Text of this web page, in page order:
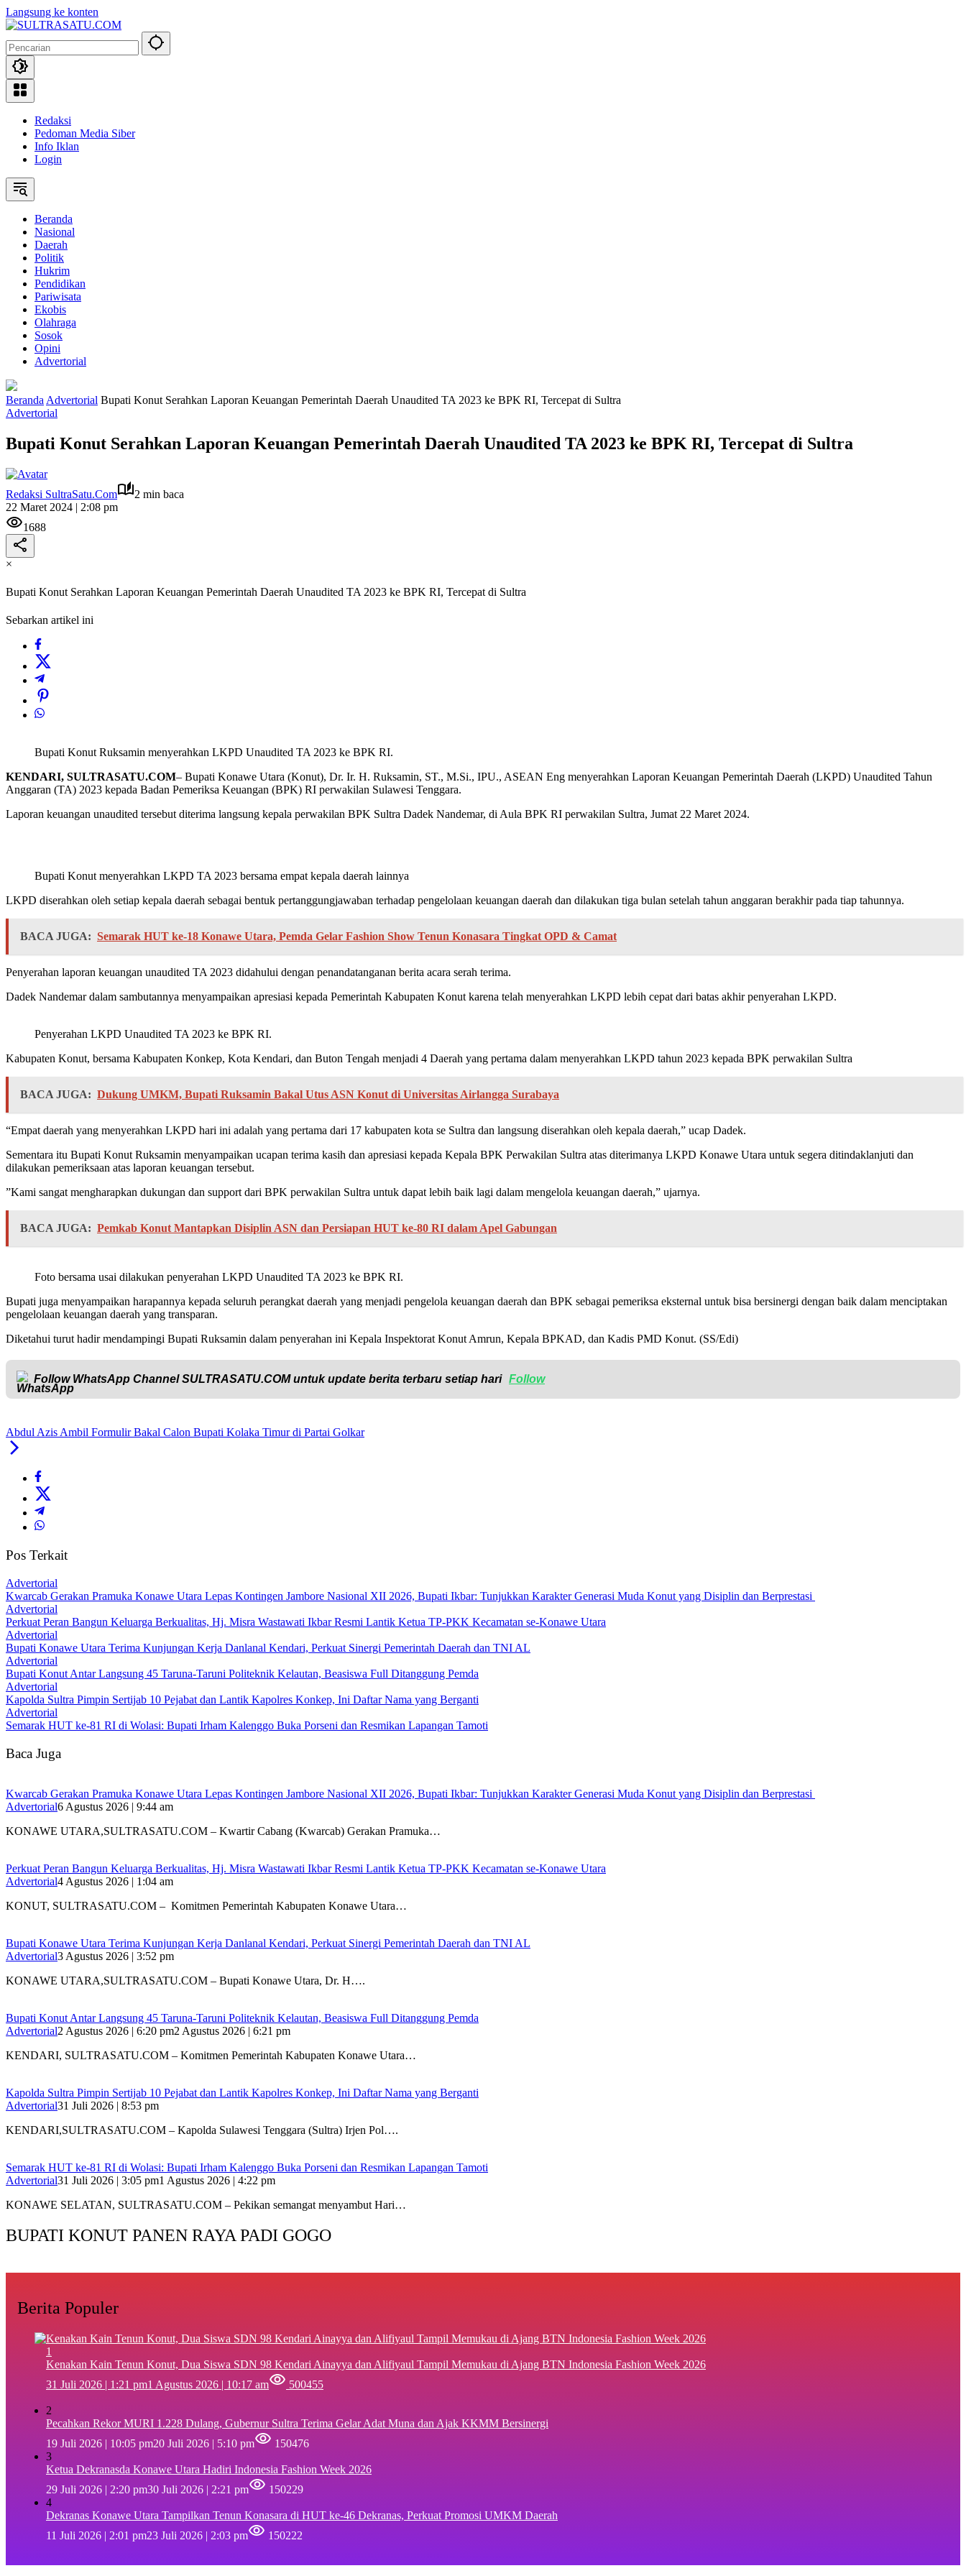
Langsung ke konten
Redaksi
Pedoman Media Siber
Info Iklan
Login
Beranda
Nasional
Daerah
Politik
Hukrim
Pendidikan
Pariwisata
Ekobis
Olahraga
Sosok
Opini
Advertorial
Beranda Advertorial Bupati Konut Serahkan Laporan Keuangan Pemerintah Daerah Unaudited TA 2023 ke BPK RI, Tercepat di Sultra
Advertorial
Bupati Konut Serahkan Laporan Keuangan Pemerintah Daerah Unaudited TA 2023 ke BPK RI, Tercepat di Sultra
Redaksi SultraSatu.Com
2 min baca
22 Maret 2024 | 2:08 pm
1688
×
Bupati Konut Serahkan Laporan Keuangan Pemerintah Daerah Unaudited TA 2023 ke BPK RI, Tercepat di Sultra
Sebarkan artikel ini
Bupati Konut Ruksamin menyerahkan LKPD Unaudited TA 2023 ke BPK RI.
KENDARI, SULTRASATU.COM– Bupati Konawe Utara (Konut), Dr. Ir. H. Ruksamin, ST., M.Si., IPU., ASEAN Eng menyerahkan Laporan Keuangan Pemerintah Daerah (LKPD) Unaudited Tahun
Anggaran (TA) 2023 kepada Badan Pemeriksa Keuangan (BPK) RI perwakilan Sulawesi Tenggara.
Laporan keuangan unaudited tersebut diterima langsung kepala perwakilan BPK Sultra Dadek Nandemar, di Aula BPK RI perwakilan Sultra, Jumat 22 Maret 2024.
Bupati Konut menyerahkan LKPD TA 2023 bersama empat kepala daerah lainnya
LKPD diserahkan oleh setiap kepala daerah sebagai bentuk pertanggungjawaban terhadap pengelolaan keuangan daerah dan dilakukan tiga bulan setelah tahun anggaran berakhir pada tiap tahunnya.
BACA JUGA: Semarak HUT ke-18 Konawe Utara, Pemda Gelar Fashion Show Tenun Konasara Tingkat OPD & Camat
Penyerahan laporan keuangan unaudited TA 2023 didahului dengan penandatanganan berita acara serah terima.
Dadek Nandemar dalam sambutannya menyampaikan apresiasi kepada Pemerintah Kabupaten Konut karena telah menyerahkan LKPD lebih cepat dari batas akhir penyerahan LKPD.
Penyerahan LKPD Unaudited TA 2023 ke BPK RI.
Kabupaten Konut, bersama Kabupaten Konkep, Kota Kendari, dan Buton Tengah menjadi 4 Daerah yang pertama dalam menyerahkan LKPD tahun 2023 kepada BPK perwakilan Sultra
BACA JUGA: Dukung UMKM, Bupati Ruksamin Bakal Utus ASN Konut di Universitas Airlangga Surabaya
“Empat daerah yang menyerahkan LKPD hari ini adalah yang pertama dari 17 kabupaten kota se Sultra dan langsung diserahkan oleh kepala daerah,” ucap Dadek.
Sementara itu Bupati Konut Ruksamin menyampaikan ucapan terima kasih dan apresiasi kepada Kepala BPK Perwakilan Sultra atas diterimanya LKPD Konawe Utara untuk segera ditindaklanjuti dan
dilakukan pemeriksaan atas laporan keuangan tersebut.
”Kami sangat mengharapkan dukungan dan support dari BPK perwakilan Sultra untuk dapat lebih baik lagi dalam mengelola keuangan daerah,” ujarnya.
BACA JUGA: Pemkab Konut Mantapkan Disiplin ASN dan Persiapan HUT ke-80 RI dalam Apel Gabungan
Foto bersama usai dilakukan penyerahan LKPD Unaudited TA 2023 ke BPK RI.
Bupati juga menyampaikan harapannya kepada seluruh perangkat daerah yang menjadi pengelola keuangan daerah dan BPK sebagai pemeriksa eksternal untuk bisa bersinergi dengan baik dalam menciptakan
pengelolaan keuangan daerah yang transparan.
Diketahui turut hadir mendampingi Bupati Ruksamin dalam penyerahan ini Kepala Inspektorat Konut Amrun, Kepala BPKAD, dan Kadis PMD Konut. (SS/Edi)
Follow WhatsApp ChannelSULTRASATU.COMuntuk update berita terbaru setiap hari Follow
Abdul Azis Ambil Formulir Bakal Calon Bupati Kolaka Timur di Partai Golkar
Pos Terkait
Advertorial
‎Kwarcab Gerakan Pramuka Konawe Utara Lepas Kontingen Jambore Nasional XII 2026, Bupati Ikbar: Tunjukkan Karakter Generasi Muda Konut yang Disiplin dan Berprestasi ‎
Advertorial
‎Perkuat Peran Bangun Keluarga Berkualitas, Hj. Misra Wastawati Ikbar Resmi Lantik Ketua TP-PKK Kecamatan se-Konawe Utara
Advertorial
Bupati Konawe Utara Terima Kunjungan Kerja Danlanal Kendari, Perkuat Sinergi Pemerintah Daerah dan TNI AL
Advertorial
Bupati Konut Antar Langsung 45 Taruna-Taruni Politeknik Kelautan, Beasiswa Full Ditanggung Pemda
Advertorial
‎Kapolda Sultra Pimpin Sertijab 10 Pejabat dan Lantik Kapolres Konkep, Ini Daftar Nama yang Berganti
Advertorial
Semarak HUT ke-81 RI di Wolasi: Bupati Irham Kalenggo Buka Porseni dan Resmikan Lapangan Tamoti
Baca Juga
‎Kwarcab Gerakan Pramuka Konawe Utara Lepas Kontingen Jambore Nasional XII 2026, Bupati Ikbar: Tunjukkan Karakter Generasi Muda Konut yang Disiplin dan Berprestasi ‎
Advertorial6 Agustus 2026 | 9:44 am
KONAWE UTARA,SULTRASATU.COM – Kwartir Cabang (Kwarcab) Gerakan Pramuka…
‎Perkuat Peran Bangun Keluarga Berkualitas, Hj. Misra Wastawati Ikbar Resmi Lantik Ketua TP-PKK Kecamatan se-Konawe Utara
Advertorial4 Agustus 2026 | 1:04 am
‎KONUT, SULTRASATU.COM – Komitmen Pemerintah Kabupaten Konawe Utara…
Bupati Konawe Utara Terima Kunjungan Kerja Danlanal Kendari, Perkuat Sinergi Pemerintah Daerah dan TNI AL
Advertorial3 Agustus 2026 | 3:52 pm
‎KONAWE UTARA,SULTRASATU.COM – Bupati Konawe Utara, Dr. H….
Bupati Konut Antar Langsung 45 Taruna-Taruni Politeknik Kelautan, Beasiswa Full Ditanggung Pemda
Advertorial2 Agustus 2026 | 6:20 pm2 Agustus 2026 | 6:21 pm
KENDARI, SULTRASATU.COM – Komitmen Pemerintah Kabupaten Konawe Utara…
‎Kapolda Sultra Pimpin Sertijab 10 Pejabat dan Lantik Kapolres Konkep, Ini Daftar Nama yang Berganti
Advertorial31 Juli 2026 | 8:53 pm
‎KENDARI,SULTRASATU.COM – Kapolda Sulawesi Tenggara (Sultra) Irjen Pol….
Semarak HUT ke-81 RI di Wolasi: Bupati Irham Kalenggo Buka Porseni dan Resmikan Lapangan Tamoti
Advertorial31 Juli 2026 | 3:05 pm1 Agustus 2026 | 4:22 pm
KONAWE SELATAN, SULTRASATU.COM – Pekikan semangat menyambut Hari…
BUPATI KONUT PANEN RAYA PADI GOGO
Berita Populer
1
‎Kenakan Kain Tenun Konut, Dua Siswa SDN 98 Kendari Ainayya dan Alifiyaul Tampil Memukau di Ajang BTN Indonesia Fashion Week 2026
31 Juli 2026 | 1:21 pm1 Agustus 2026 | 10:17 am 500455
2
Pecahkan Rekor MURI 1.228 Dulang, Gubernur Sultra Terima Gelar Adat Muna dan Ajak KKMM Bersinergi
19 Juli 2026 | 10:05 pm20 Juli 2026 | 5:10 pm
150476
3
Ketua Dekranasda Konawe Utara Hadiri Indonesia Fashion Week 2026
29 Juli 2026 | 2:20 pm30 Juli 2026 | 2:21 pm
150229
4
Dekranas Konawe Utara Tampilkan Tenun Konasara di HUT ke-46 Dekranas, Perkuat Promosi UMKM Daerah
11 Juli 2026 | 2:01 pm23 Juli 2026 | 2:03 pm 150222